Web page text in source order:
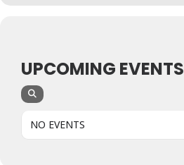
UPCOMING EVENTS
NO EVENTS